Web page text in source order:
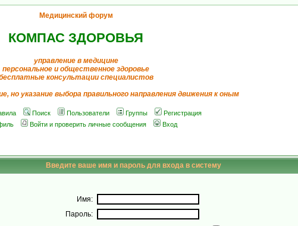
Медицинский форум
КОМПАС ЗДОРОВЬЯ
управление в медицине
персональное и общественное здоровье
консультации специалистов
но указание выбора правильного направления движения к оным
Поиск Пользователи Группы
Регистрация
Войти и проверить личные сообщения Вход
Введите ваше имя и пароль для входа в систему
Имя:
Пароль: